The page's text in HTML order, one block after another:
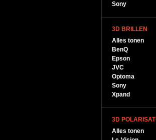
Sony
3D BRILLEN
Alles tonen
BenQ
Epson
JVC
Optoma
Sony
Xpand
3D
Alles tonen